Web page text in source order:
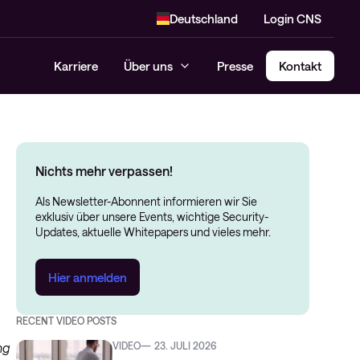
Deutschland Login CNS
Karriere Über uns Presse Kontakt
Nichts mehr verpassen!
Als Newsletter-Abonnent informieren wir Sie
exklusiv über unsere Events, wichtige Security-
Updates, aktuelle Whitepapers und vieles mehr.
Hier anmelden
RECENT VIDEO POSTS
VIDEO 23. JULI 2026